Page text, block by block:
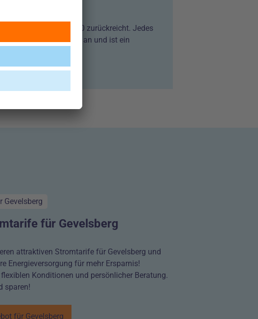
das bis ins Jahr 1830 zurückreicht. Jedes
zahlreiche Besucher an und ist ein
Gevelsberg
für Gevelsberg
attraktiven Stromtarife für Gevelsberg und
Energieversorgung für mehr Ersparnis!
Konditionen und persönlicher Beratung.
sparen!
für Gevelsberg